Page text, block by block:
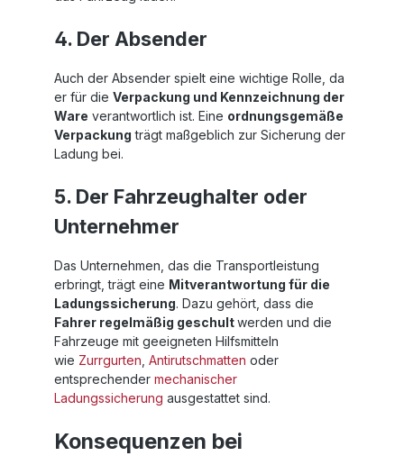
4. Der Absender
Auch der Absender spielt eine wichtige Rolle, da
er für die Verpackung und Kennzeichnung der
Ware verantwortlich ist. Eine ordnungsgemäße
Verpackung trägt maßgeblich zur Sicherung der
Ladung bei.
5. Der Fahrzeughalter oder
Unternehmer
Das Unternehmen, das die Transportleistung
erbringt, trägt eine Mitverantwortung für die
Ladungssicherung. Dazu gehört, dass die
Fahrer regelmäßig geschultwerden und die
Fahrzeuge mit geeigneten Hilfsmitteln
wie Zurrgurten Antirutschmatten oder
entsprechender mechanischer
Ladungssicherung ausgestattet sind.
Konsequenzen bei